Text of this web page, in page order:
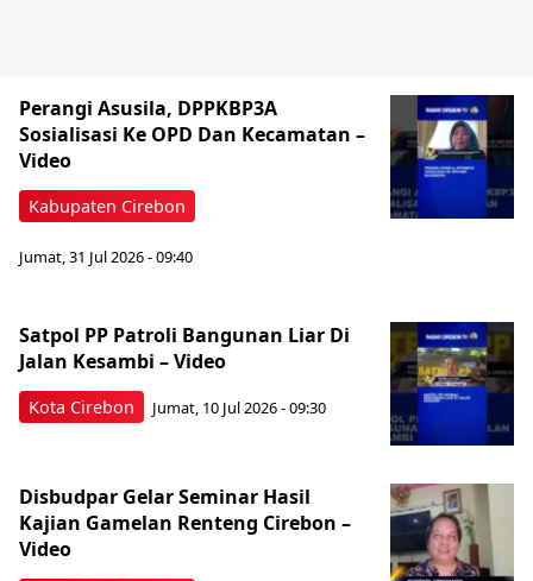
Kabupaten Cirebon
Perangi Asusila, DPPKBP3A
Sosialisasi Ke OPD Dan Kecamatan –
Video
Jumat, 31 Jul 2026 - 09:40
Kota Cirebon
Satpol PP Patroli Bangunan Liar Di
Jalan Kesambi – Video
Jumat, 10 Jul 2026 - 09:30
Disbudpar Gelar Seminar Hasil
Kajian Gamelan Renteng Cirebon –
Video